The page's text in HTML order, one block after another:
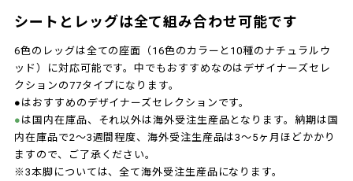
シートとレッグは全て組み合わせ可能です
6色のレッグは全ての座面（16色のカラーと10種のナチュラルウ
ッド）に対応可能です。中でもおすすめなのはデザイナーズセレ
クションの77タイプになります。
●はおすすめのデザイナーズセレクションです。
● は国内在庫品、それ以外は海外受注生産品となります。納期は国
内在庫品で2～3週間程度、海外受注生産品は3～5ヶ月ほどかかり
ますので、ご了承ください。
※3本脚については、全て海外受注生産品になります。